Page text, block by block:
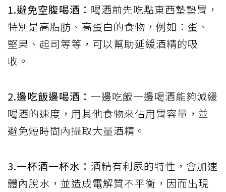
1.避免空腹喝酒： 喝酒前先吃點東西墊墊胃，
特別是高脂肪、高蛋白的食物，例如：蛋、
堅果、起司等等，可以幫助延緩酒精的吸
收。
2.邊吃飯邊喝酒： 一邊吃飯一邊喝酒能夠減緩
喝酒的速度，用其他食物來佔用胃容量，並
避免短時間內攝取大量酒精。
3.一杯酒一杯水： 酒精有利尿的特性，會加速
體內脫水，並造成電解質不平衡，因而出現